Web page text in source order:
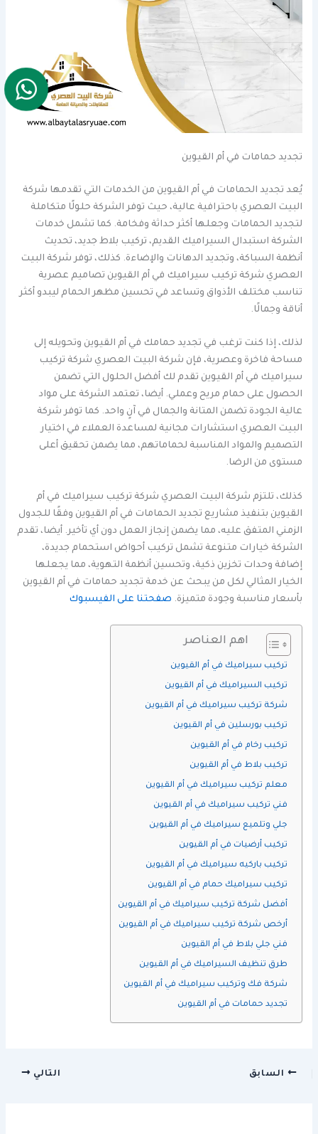
تجديد حمامات في أم القيوين
يُعد تجديد الحمامات في أم القيوين من الخدمات التي تقدمها شركة
البيت العصري باحترافية عالية، حيث توفر الشركة حلولًا متكاملة
لتجديد الحمامات وجعلها أكثر حداثة وفخامة. كما تشمل خدمات
الشركة استبدال السيراميك القديم، تركيب بلاط جديد، تحديث
أنظمة السباكة، وتجديد الدهانات والإضاءة. كذلك، توفر شركة البيت
العصري شركة تركيب سيراميك في أم القيوين تصاميم عصرية
تناسب مختلف الأذواق وتساعد في تحسين مظهر الحمام ليبدو أكثر
أناقة وجمالًا.
لذلك، إذا كنت ترغب في تجديد حمامك في أم القيوين وتحويله إلى
مساحة فاخرة وعصرية، فإن شركة البيت العصري شركة تركيب
سيراميك في أم القيوين تقدم لك أفضل الحلول التي تضمن
الحصول على حمام مريح وعملي. أيضا، تعتمد الشركة على مواد
عالية الجودة تضمن المتانة والجمال في آنٍ واحد. كما توفر شركة
البيت العصري استشارات مجانية لمساعدة العملاء في اختيار
التصميم والمواد المناسبة لحماماتهم، مما يضمن تحقيق أعلى
مستوى من الرضا.
كذلك، تلتزم شركة البيت العصري شركة تركيب سيراميك في أم
القيوين بتنفيذ مشاريع تجديد الحمامات في أم القيوين وفقًا للجدول
الزمني المتفق عليه، مما يضمن إنجاز العمل دون أي تأخير. أيضا، تقدم
الشركة خيارات متنوعة تشمل تركيب أحواض استحمام جديدة،
إضافة وحدات تخزين ذكية، وتحسين أنظمة التهوية، مما يجعلها
الخيار المثالي لكل من يبحث عن خدمة تجديد حمامات في أم القيوين
بأسعار مناسبة وجودة متميزة. صفحتنا على الفيسبوك
اهم العناصر
تركيب سيراميك في أم القيوين
تركيب السيراميك في أم القيوين
شركة تركيب سيراميك في أم القيوين
تركيب بورسلين في أم القيوين
تركيب رخام في أم القيوين
تركيب بلاط في أم القيوين
معلم تركيب سيراميك في أم القيوين
فني تركيب سيراميك في أم القيوين
جلي وتلميع سيراميك في أم القيوين
تركيب أرضيات في أم القيوين
تركيب باركيه سيراميك في أم القيوين
تركيب سيراميك حمام في أم القيوين
أفضل شركة تركيب سيراميك في أم القيوين
أرخص شركة تركيب سيراميك في أم القيوين
فني جلي بلاط في أم القيوين
طرق تنظيف السيراميك في أم القيوين
شركة فك وتركيب سيراميك في أم القيوين
تجديد حمامات في أم القيوين
السابق التالي